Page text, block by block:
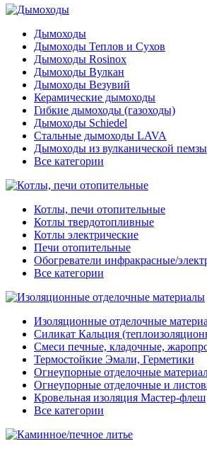
Дымоходы
Дымоходы Теплов и Сухов
Дымоходы Rosinox
Дымоходы Вулкан
Дымоходы Везувий
Керамические дымоходы
Гибкие дымоходы (газоходы)
Дымоходы Schiedel
Стальные дымоходы LAVA
Дымоходы из вулканической пемзы
Все категории
Котлы, печи отопительные
Котлы твердотопливные
Котлы электрические
Печи отопительные
Обогреватели инфракрасные/
Все категории
Изоляционные отделочные
Силикат Кальция
Смеси печные, кладочные,
Термостойкие Эмали, Герметики
Огнеупорные отделочные
Огнеупорные отделочные и
Кровельная изоляция Мастер-флеш
Все категории